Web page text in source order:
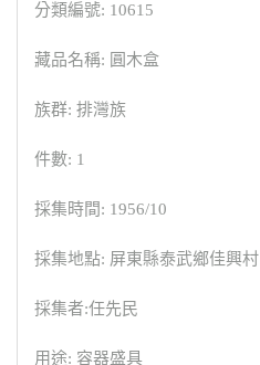
分類編號: 10615
藏品名稱: 圓木盒
族群: 排灣族
件數: 1
採集時間: 1956/10
採集地點: 屏東縣泰武鄉佳興村
採集者:任先民
用途: 容器盛具